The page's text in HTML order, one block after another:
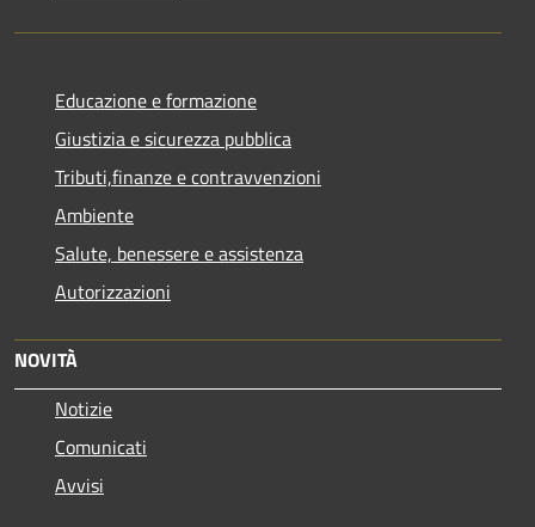
Educazione e formazione
Giustizia e sicurezza pubblica
Tributi,finanze e contravvenzioni
Ambiente
Salute, benessere e assistenza
Autorizzazioni
NOVITÀ
Notizie
Comunicati
Avvisi